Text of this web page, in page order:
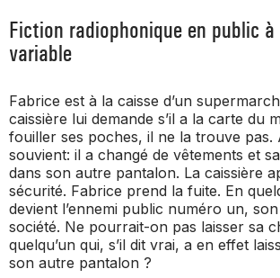
Fiction radiophonique en public
variable
Fabrice est à la caisse d’un
caissière lui demande s’il a la carte du
fouiller ses poches, il ne la trouve pas.
souvient: il a changé de vêtements et
dans son autre pantalon. La caissière
sécurité. Fabrice prend la fuite. En
devient l’ennemi public numéro un,
société. Ne pourrait-on pas laisser sa
quelqu’un qui, s’il dit vrai, a en effet
son autre pantalon ?